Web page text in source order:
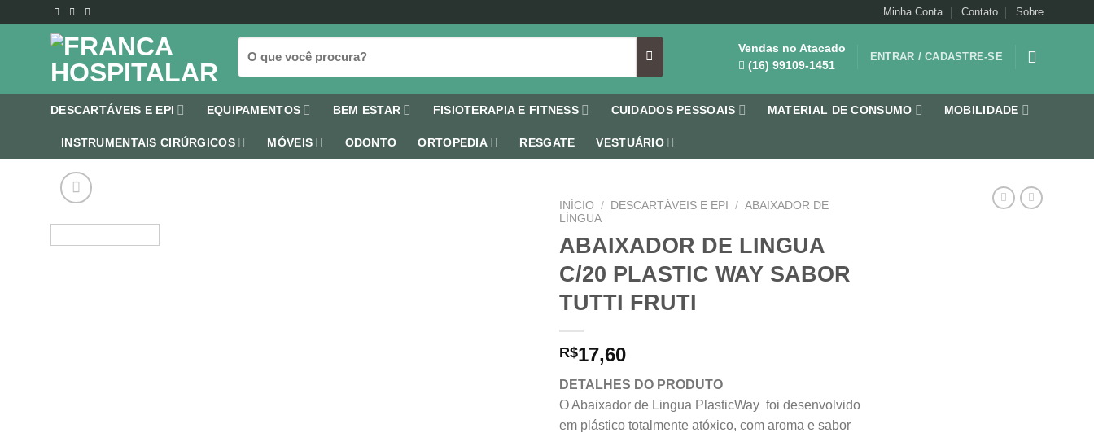
Minha Conta Contato Sobre
Pesquisar
por:
Vendas no Atacado
(16) 99109-1451
ENTRAR / CADASTRE-SE
DESCARTÁVEIS E EPI EQUIPAMENTOS BEM ESTAR FISIOTERAPIA E FITNESS CUIDADOS PESSOAIS MATERIAL DE CONSUMO MOBILIDADE
INSTRUMENTAIS CIRÚRGICOS MÓVEIS ODONTO ORTOPEDIA RESGATE VESTUÁRIO
INÍCIO / DESCARTÁVEIS E EPI / ABAIXADOR DE
LÍNGUA
ABAIXADOR DE LINGUA
C/20 PLASTIC WAY SABOR
TUTTI FRUTI
R$17,60
DETALHES DO PRODUTO
O Abaixador de Lingua PlasticWay foi desenvolvido
em plástico totalmente atóxico, com aroma e sabor